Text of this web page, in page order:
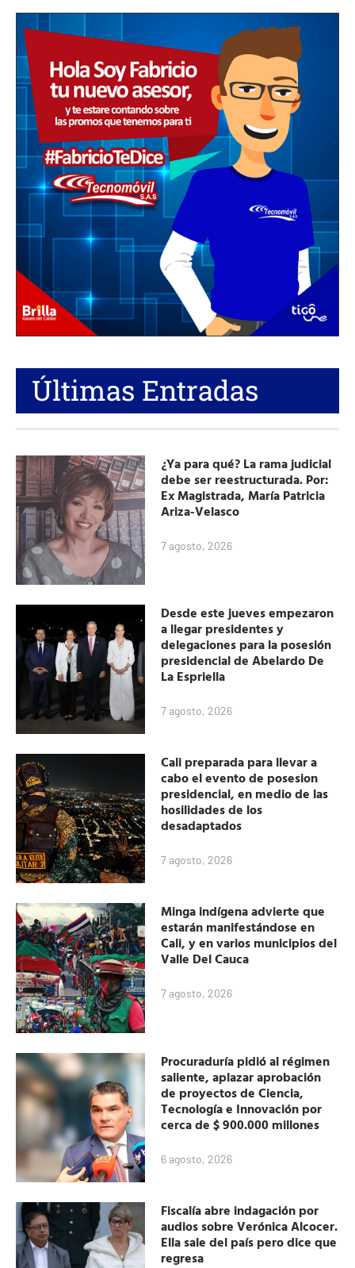
Últimas Entradas
¿Ya para qué? La rama judicial
debe ser reestructurada. Por:
Ex Magistrada, María Patricia
Ariza-Velasco
7 agosto, 2026
Desde este jueves empezaron
a llegar presidentes y
delegaciones para la posesión
presidencial de Abelardo De
La Espriella
7 agosto, 2026
Cali preparada para llevar a
cabo el evento de posesion
presidencial, en medio de las
hosilidades de los
desadaptados
7 agosto, 2026
Minga indígena advierte que
estarán manifestándose en
Cali, y en varios municipios del
Valle Del Cauca
7 agosto, 2026
Procuraduría pidió al régimen
saliente, aplazar aprobación
de proyectos de Ciencia,
Tecnología e Innovación por
cerca de $ 900.000 millones
6 agosto, 2026
Fiscalía abre indagación por
audios sobre Verónica Alcocer.
Ella sale del país pero dice que
regresa